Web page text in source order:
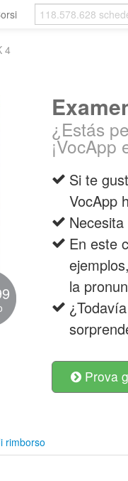
4
¿Estás
Si te
VocApp
En este
la
Prova
rimborso